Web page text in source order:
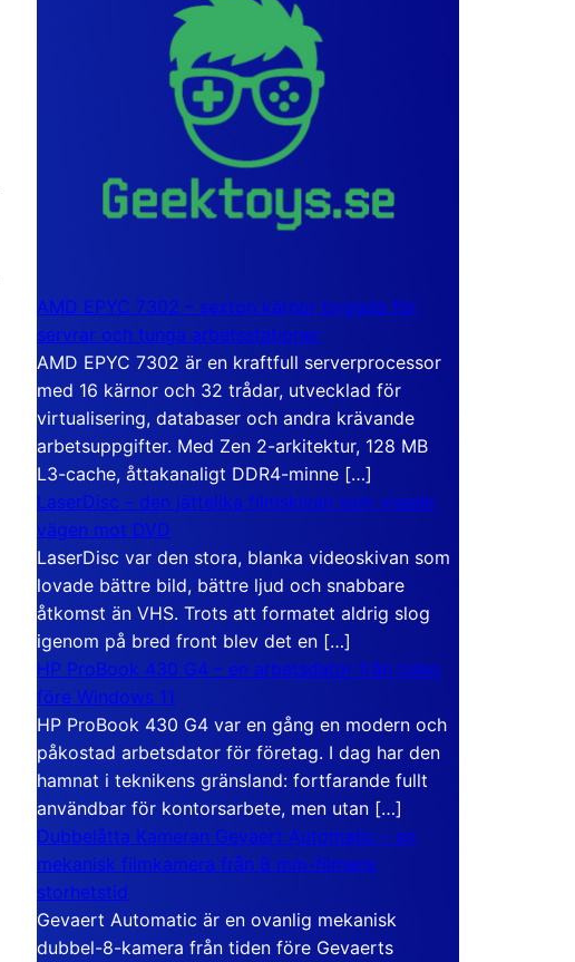
AMD EPYC 7302 – sexton kärnor byggda för
servrar och tunga arbetsstationer
AMD EPYC 7302 är en kraftfull serverprocessor
med 16 kärnor och 32 trådar, utvecklad för
virtualisering, databaser och andra krävande
arbetsuppgifter. Med Zen 2-arkitektur, 128 MB
L3-cache, åttakanaligt DDR4-minne […]
LaserDisc – den jättelika filmskivan som visade
vägen mot DVD
LaserDisc var den stora, blanka videoskivan som
lovade bättre bild, bättre ljud och snabbare
åtkomst än VHS. Trots att formatet aldrig slog
igenom på bred front blev det en […]
HP ProBook 430 G4 – en arbetsdator från tiden
före Windows 11
HP ProBook 430 G4 var en gång en modern och
påkostad arbetsdator för företag. I dag har den
hamnat i teknikens gränsland: fortfarande fullt
användbar för kontorsarbete, men utan […]
Dubbelåtta Kameran Gevaert Automatic – en
mekanisk filmkamera från 8 mm-filmens
storhetstid
Gevaert Automatic är en ovanlig mekanisk
dubbel-8-kamera från tiden före Gevaerts